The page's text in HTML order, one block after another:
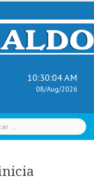
10:30:05 AM
08/Aug/2026